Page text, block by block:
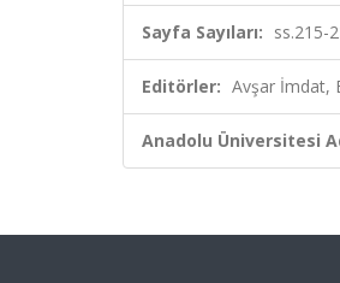
Sayfa Sayıları: ss.215-
Editörler: Avşar İmdat,
Anadolu Üniversitesi